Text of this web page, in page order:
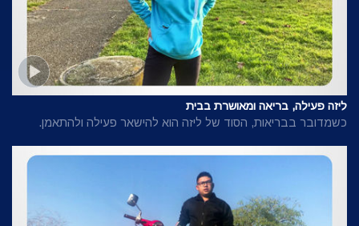
ליזה פעילה, בריאה ומאושרת בבית
כשמדובר בבריאות, הסוד של ליזה הוא להישאר פעילה ולהתאמן.